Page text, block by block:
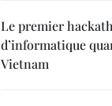
Le premier
d’informatique
Vietnam